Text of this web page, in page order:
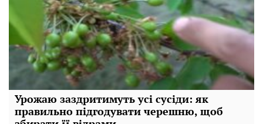
Урожаю заздритимуть усі сусіди: як
правильно підгодувати черешню, щоб